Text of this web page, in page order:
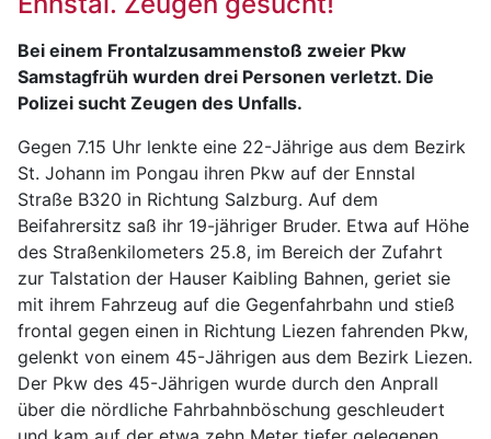
Bei einem Frontalzusammenstoß zweier Pkw
Samstagfrüh wurden drei Personen verletzt. Die
Polizei sucht Zeugen des Unfalls.
Gegen 7.15 Uhr lenkte eine 22-Jährige aus dem Bezirk
St. Johann im Pongau ihren Pkw auf der Ennstal
Straße B320 in Richtung Salzburg. Auf dem
Beifahrersitz saß ihr 19-jähriger Bruder. Etwa auf Höhe
des Straßenkilometers 25.8, im Bereich der Zufahrt
zur Talstation der Hauser Kaibling Bahnen, geriet sie
mit ihrem Fahrzeug auf die Gegenfahrbahn und stieß
frontal gegen einen in Richtung Liezen fahrenden Pkw,
gelenkt von einem 45-Jährigen aus dem Bezirk Liezen.
Der Pkw des 45-Jährigen wurde durch den Anprall
über die nördliche Fahrbahnböschung geschleudert